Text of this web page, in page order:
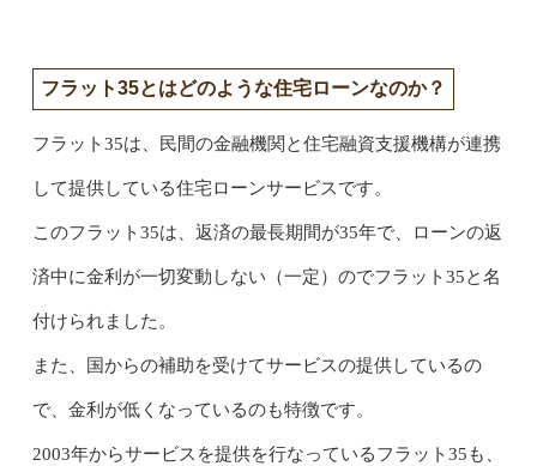
フラット35とはどのような住宅ローンなのか？
フラット35は、民間の金融機関と住宅融資支援機構が連携
して提供している住宅ローンサービスです。
このフラット35は、返済の最長期間が35年で、ローンの返
済中に金利が一切変動しない（一定）のでフラット35と名
付けられました。
また、国からの補助を受けてサービスの提供しているの
で、金利が低くなっているのも特徴です。
2003年からサービスを提供を行なっているフラット35も、